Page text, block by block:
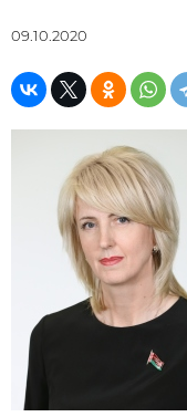
09.10.2020